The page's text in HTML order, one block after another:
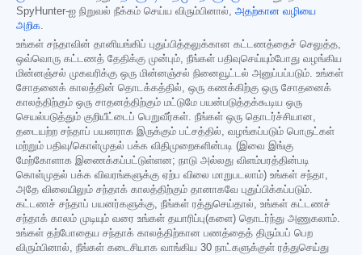
SpyHunter-ஐ நிறுவல் நீக்கம் செய்ய விரும்பினால், அதற்கான வழியை
அறிக.
உங்கள் சந்தாவின் தானியங்கிப் புதுப்பித்தலுக்கான கட்டணத்தைச் செலுத்த,
ஒவ்வொரு கட்டணத் தேதிக்கு முன்பும், நீங்கள் பதிவுசெய்யும்போது வழங்கிய
மின்னஞ்சல் முகவரிக்கு ஒரு மின்னஞ்சல் நினைவூட்டல் அனுப்பப்படும். உங்கள்
சோதனைக் காலத்தின் தொடக்கத்தில், ஒரு கணக்கிற்கு ஒரு சோதனைக்
காலத்திற்கும் ஒரு சாதனத்திற்கும் மட்டுமே பயன்படுத்தக்கூடிய ஒரு
செயல்படுத்தும் குறியீட்டைப் பெறுவீர்கள். நீங்கள் ஒரு தொடர்ச்சியான,
தடையற்ற சந்தாப் பயனராக இருக்கும் பட்சத்தில், வழங்கப்படும் பொருட்கள்
மற்றும் பதிவு/கொள்முதல் பக்க விதிமுறைகளின்படி (இவை இங்கு
மேற்கோளாக இணைக்கப்பட்டுள்ளன; நாடு அல்லது விளம்பரத்தின்படி
கொள்முதல் பக்க விவரங்களுக்கு ஏற்ப விலை மாறுபடலாம்) உங்கள் சந்தா,
அதே விலையிலும் சந்தாக் காலத்திற்கும் தானாகவே புதுப்பிக்கப்படும்.
கட்டணச் சந்தாப் பயனர்களுக்கு, நீங்கள் ரத்துசெய்தால், உங்கள் கட்டணச்
சந்தாக் காலம் முடியும் வரை உங்கள் தயாரிப்பு(களை) தொடர்ந்து அணுகலாம்.
உங்கள் தற்போதைய சந்தாக் காலத்திற்கான பணத்தைத் திரும்பப் பெற
விரும்பினால், நீங்கள் கடைசியாக வாங்கிய 30 நாட்களுக்குள் ரத்துசெய்து